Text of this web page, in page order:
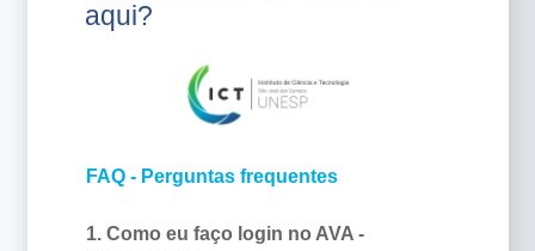
aqui?
FAQ - Perguntas frequentes
1. Como eu faço login no AVA -